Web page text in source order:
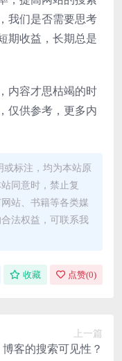
我们是否需要思考
期收益，长期总是
内容才思枯竭的时
仅供参考，更多内
或标注，均为本站原
同意时，禁止复
站、书籍等各类媒
法权益，可联系我
收藏 点赞(0)
上一篇
客的搜索可见性？